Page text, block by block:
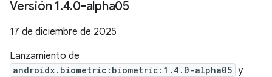
Versión 1.4.0-alpha05
17 de diciembre de 2025
Lanzamiento de
androidx.biometric:biometric:1.4.0-alpha05 y